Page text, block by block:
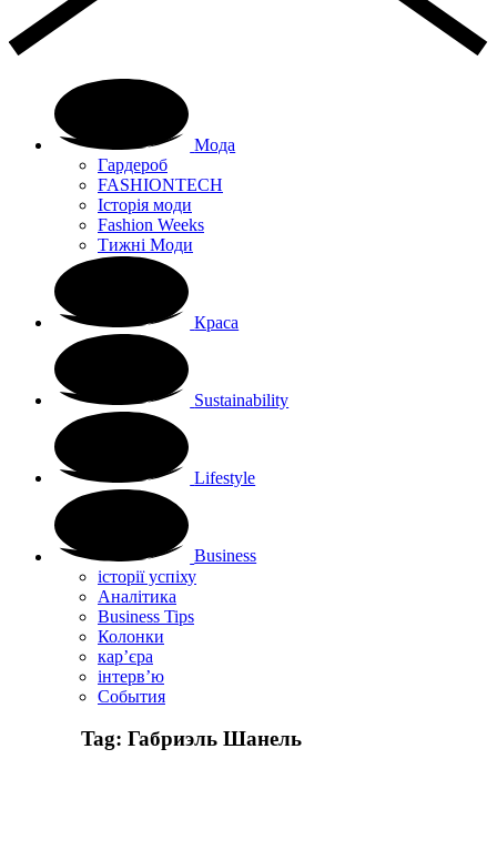
Мода
Гардероб
FASHIONTECH
Історія моди
Fashion Weeks
Тижні Моди
Краса
Sustainability
Lifestyle
Business
історії успіху
Аналітика
Business Tips
Колонки
кар’єра
інтерв’ю
Cобытия
Tag: Габриэль Шанель